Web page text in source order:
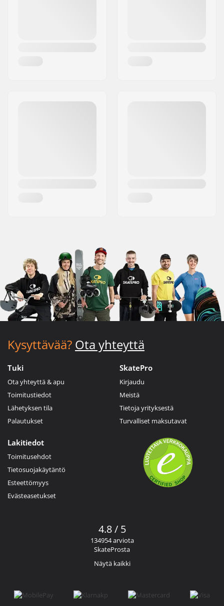
Kysyttävää? Ota yhteyttä
Tuki
Ota yhteyttä & apu
Toimitustiedot
Lähetyksen tila
Palautukset
SkatePro
Kirjaudu
Meistä
Tietoja yrityksestä
Turvalliset maksutavat
Lakitiedot
Toimitusehdot
Tietosuojakäytäntö
Esteettömyys
Evästeasetukset
4.8 / 5
134954 arviota
SkateProsta
Näytä kaikki